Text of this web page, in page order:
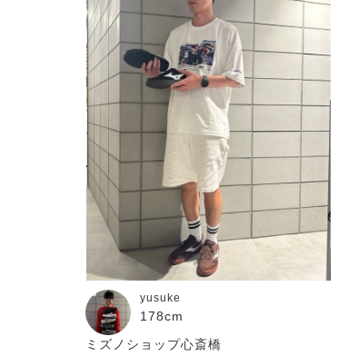
yusuke
178cm
ミズノショップ心斎橋